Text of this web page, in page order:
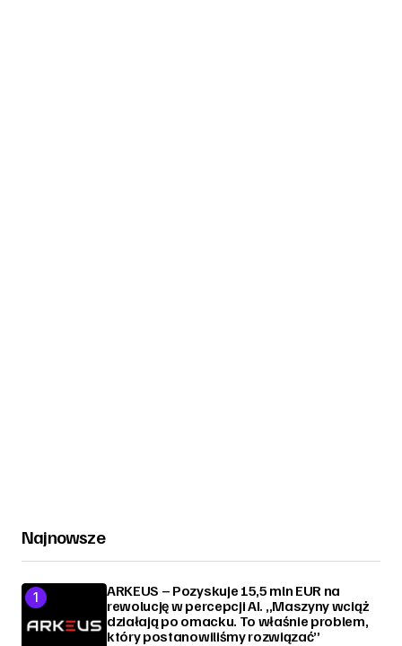
Najnowsze
ARKEUS – Pozyskuje 15,5 mln EUR na
rewolucję w percepcji AI. „Maszyny wciąż
działają po omacku. To właśnie problem,
który postanowiliśmy rozwiązać”